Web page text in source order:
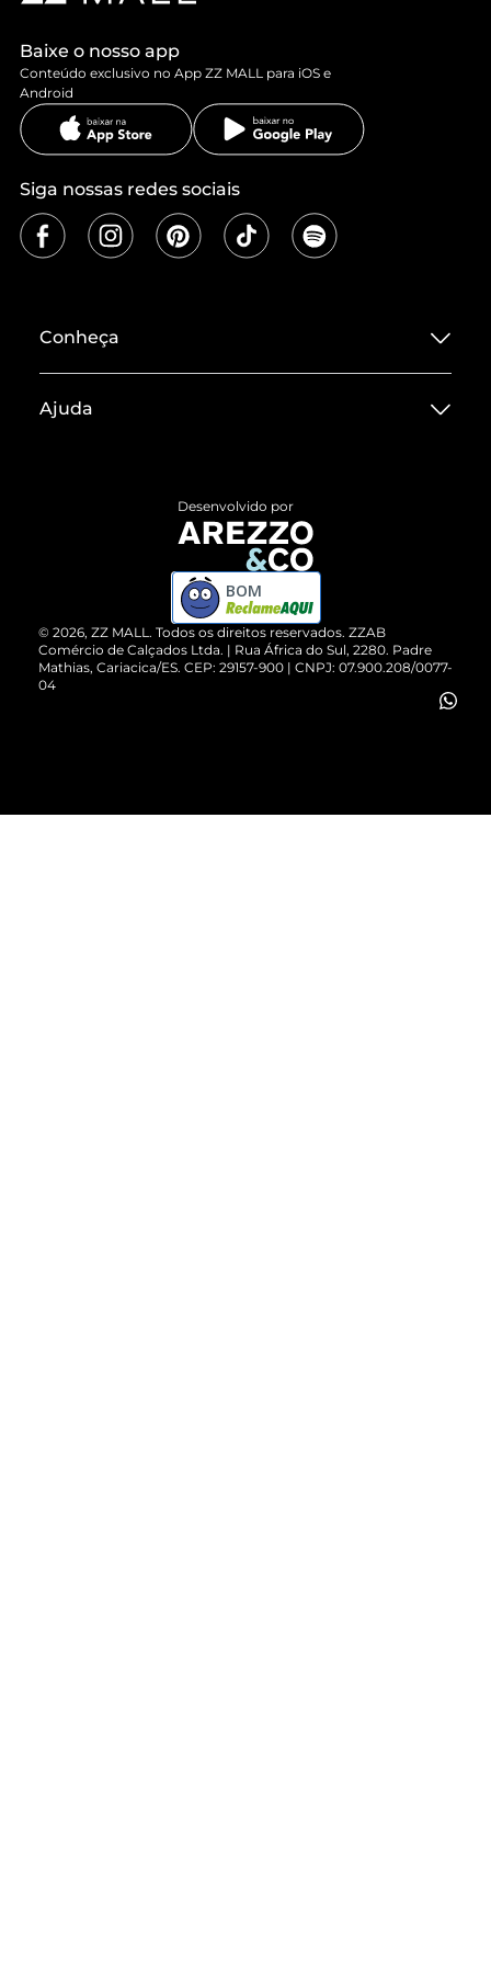
Baixe o nosso app
Conteúdo exclusivo no App ZZ MALL para iOS e
Android
Siga nossas redes sociais
Conheça
Termos de Uso
ZZ MALL é confiável
Cartão Presente
Vendas Corporativas
Ajuda
Devolução do Produto
Compre pelo WhatsApp
© 2026, ZZ MALL. Todos os direitos reservados. ZZAB
Comércio de Calçados Ltda. | Rua África do Sul, 2280. Padre
Mathias, Cariacica/ES. CEP: 29157-900 | CNPJ: 07.900.208/0077-
04
Desenvolvido por
BOM